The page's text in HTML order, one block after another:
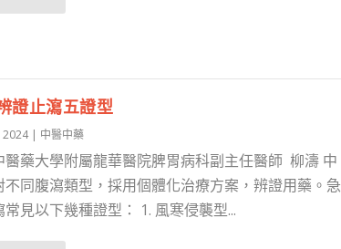
證止瀉五證型
2024| 中醫中藥
醫藥大學附屬龍華醫院脾胃病科副主任醫師 柳濤 中
不同腹瀉類型，採用個體化治療方案，辨證用藥。急
常見以下幾種證型： 1. 風寒侵襲型...